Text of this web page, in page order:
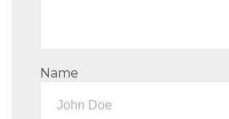
Name